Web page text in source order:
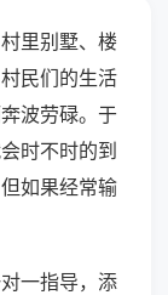
里别墅、楼
民们的生活
波劳碌。于
时不时的到
如果经常输
一指导，添